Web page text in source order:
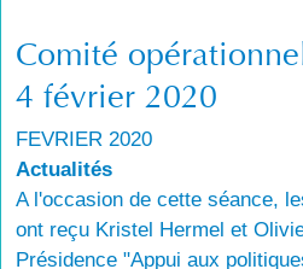
Comité
4 février 2020
FEVRIER 2020
Actualités
A l'occasion de cette séance,
ont reçu Kristel Hermel et
Présidence "Appui aux